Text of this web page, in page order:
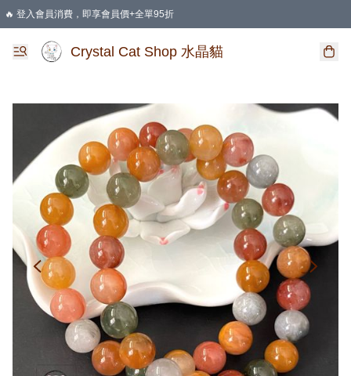
🔥 登入會員消費，即享會員價+全單95折
🛍️ 購物滿HKD 400 即享免運費優惠
Crystal Cat Shop 水晶貓